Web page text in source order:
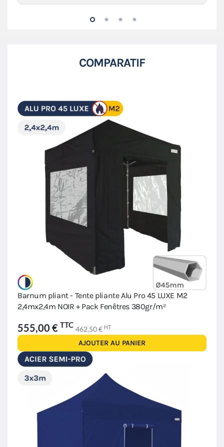
COMPARATIF
Barnum pliant - Tente pliante Alu Pro 45 LUXE M2
2,4mx2,4m NOIR + Pack Fenêtres 380gr/m²
555,00 € TTC 462,50 € HT
AJOUTER AU PANIER